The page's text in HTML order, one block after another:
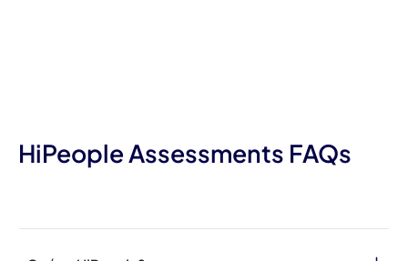
HiPeople Assessments FAQs